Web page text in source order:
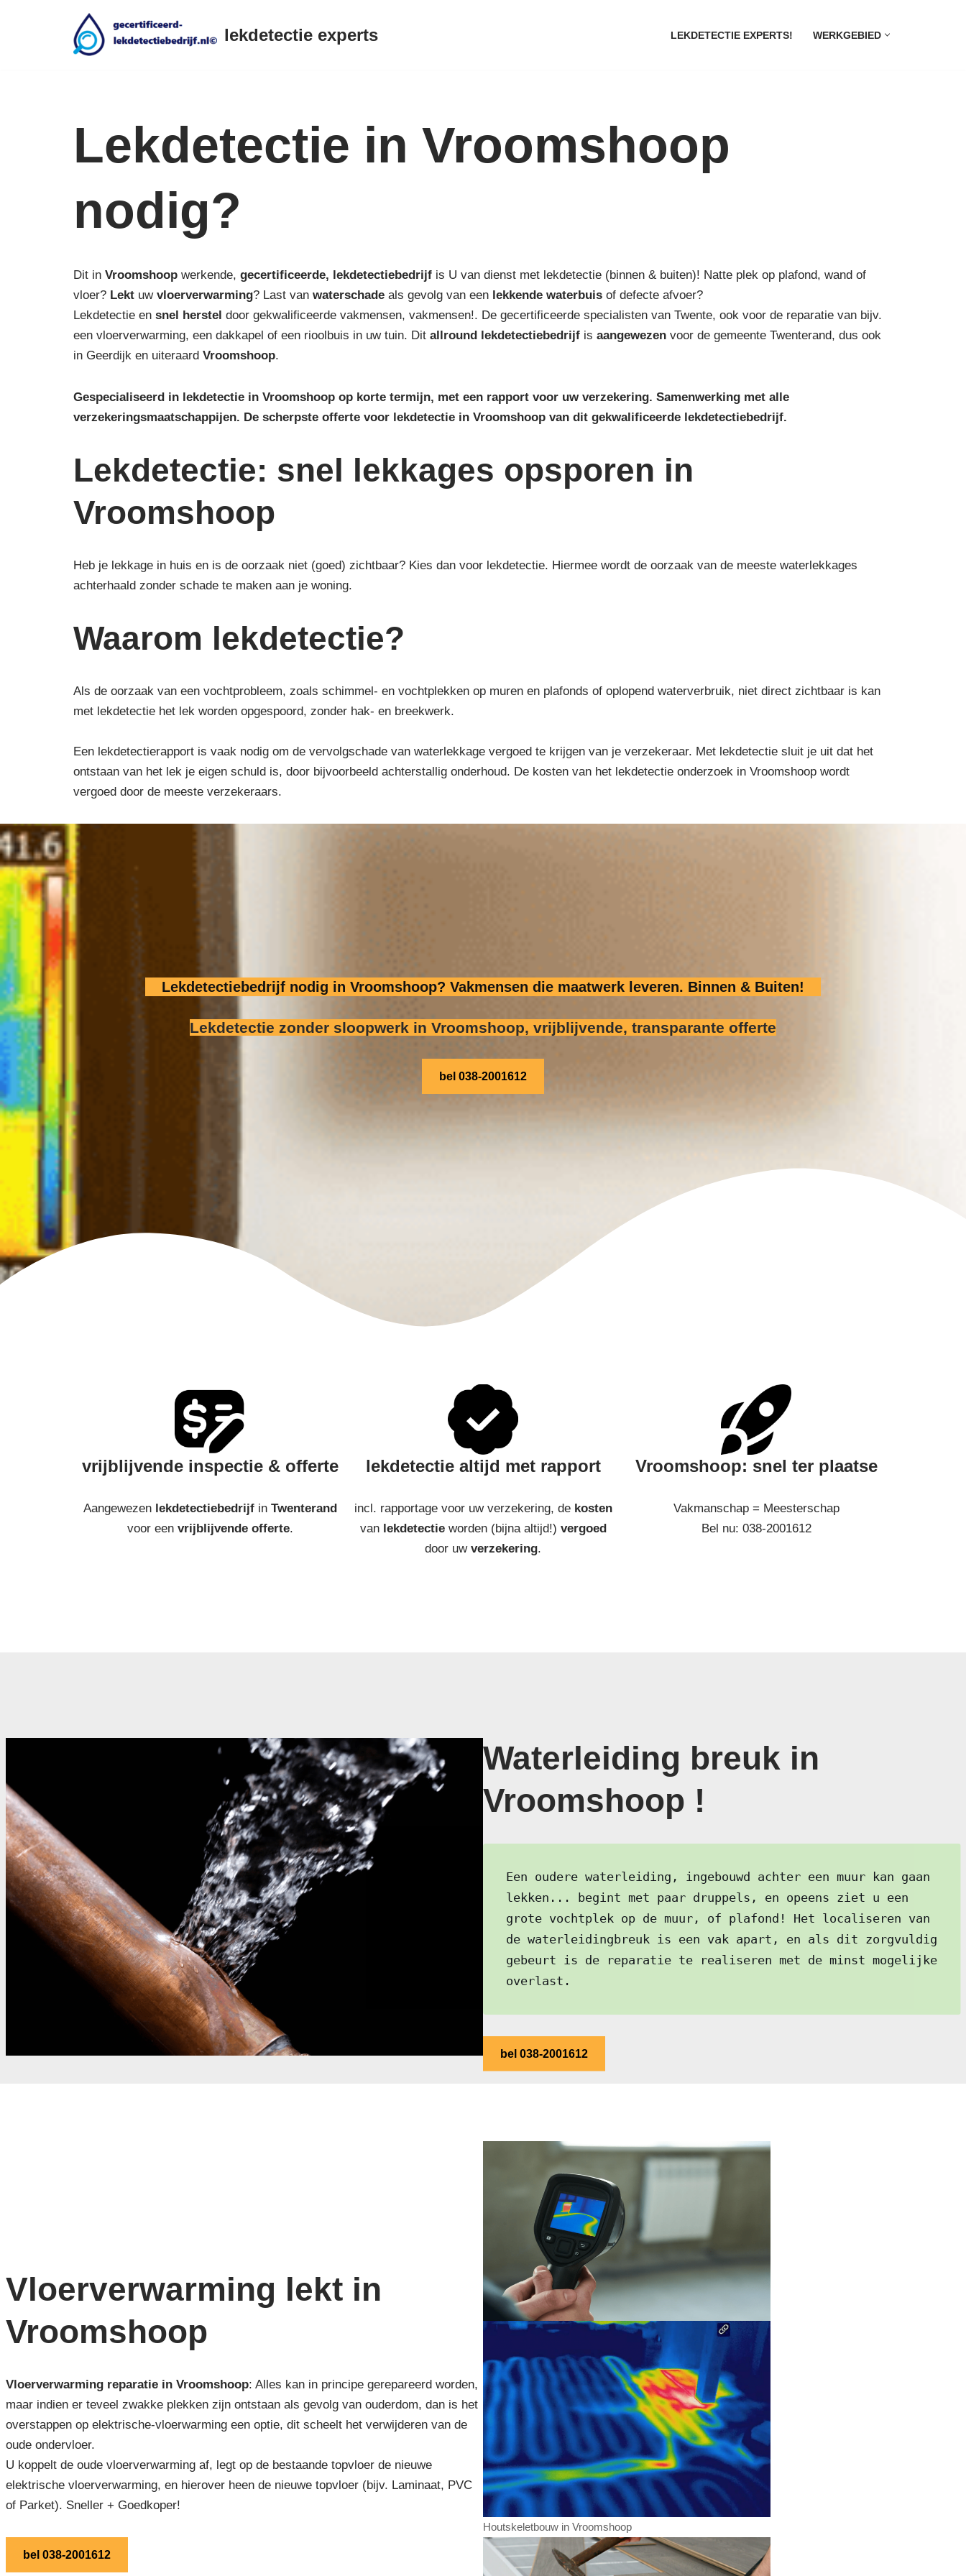
lekdetectie experts LEKDETECTIE EXPERTS! WERKGEBIED
Lekdetectie in Vroomshoop
nodig?
Dit in Vroomshoop werkende, gecertificeerde, lekdetectiebedrijf is U van dienst met lekdetectie (binnen & buiten)! Natte plek op plafond, wand of
vloer? Lekt uw vloerverwarming? Last van waterschade als gevolg van een lekkende waterbuis of defecte afvoer?
Lekdetectie en snel herstel door gekwalificeerde vakmensen, vakmensen!. De gecertificeerde specialisten van Twente, ook voor de reparatie van bijv.
een vloerverwarming, een dakkapel of een rioolbuis in uw tuin. Dit allround lekdetectiebedrijf is aangewezen voor de gemeente Twenterand, dus ook
in Geerdijk en uiteraard Vroomshoop.
Gespecialiseerd in lekdetectie in Vroomshoop op korte termijn, met een rapport voor uw verzekering. Samenwerking met alle
verzekeringsmaatschappijen. De scherpste offerte voor lekdetectie in Vroomshoop van dit gekwalificeerde lekdetectiebedrijf.
Lekdetectie: snel lekkages opsporen in
Vroomshoop
Heb je lekkage in huis en is de oorzaak niet (goed) zichtbaar? Kies dan voor lekdetectie. Hiermee wordt de oorzaak van de meeste waterlekkages
achterhaald zonder schade te maken aan je woning.
Waarom lekdetectie?
Als de oorzaak van een vochtprobleem, zoals schimmel- en vochtplekken op muren en plafonds of oplopend waterverbruik, niet direct zichtbaar is kan
met lekdetectie het lek worden opgespoord, zonder hak- en breekwerk.
Een lekdetectierapport is vaak nodig om de vervolgschade van waterlekkage vergoed te krijgen van je verzekeraar. Met lekdetectie sluit je uit dat het
ontstaan van het lek je eigen schuld is, door bijvoorbeeld achterstallig onderhoud. De kosten van het lekdetectie onderzoek in Vroomshoop wordt
vergoed door de meeste verzekeraars.
Lekdetectiebedrijf nodig in Vroomshoop? Vakmensen die maatwerk leveren. Binnen & Buiten!
Lekdetectie zonder sloopwerk in Vroomshoop, vrijblijvende, transparante offerte
bel 038-2001612
vrijblijvende inspectie & offerte
Aangewezen lekdetectiebedrijfin Twenterand
voor een vrijblijvende offerte.
lekdetectie altijd met rapport
incl. rapportage voor uw verzekering, de kosten
van lekdetectieworden (bijna altijd!) vergoed
door uw verzekering.
Vroomshoop: snel ter plaatse
Vakmanschap = Meesterschap
Bel nu: 038-2001612
Waterleiding breuk in
Vroomshoop !
Een oudere waterleiding, ingebouwd achter een muur kan gaan
lekken... begint met paar druppels, en opeens ziet u een
grote vochtplek op de muur, of plafond! Het localiseren van
de waterleidingbreuk is een vak apart, en als dit zorgvuldig
gebeurt is de reparatie te realiseren met de minst mogelijke
overlast.
bel 038-2001612
Vloerverwarming lekt in
Vroomshoop
Vloerverwarming reparatie in Vroomshoop: Alles kan in principe gerepareerd worden,
maar indien er teveel zwakke plekken zijn ontstaan als gevolg van ouderdom, dan is het
overstappen op elektrische-vloerwarming een optie, dit scheelt het verwijderen van de
oude ondervloer.
U koppelt de oude vloerverwarming af, legt op de bestaande topvloer de nieuwe
elektrische vloerverwarming, en hierover heen de nieuwe topvloer (bijv. Laminaat, PVC
of Parket). Sneller + Goedkoper!
bel 038-2001612
Houtskeletbouw in Vroomshoop